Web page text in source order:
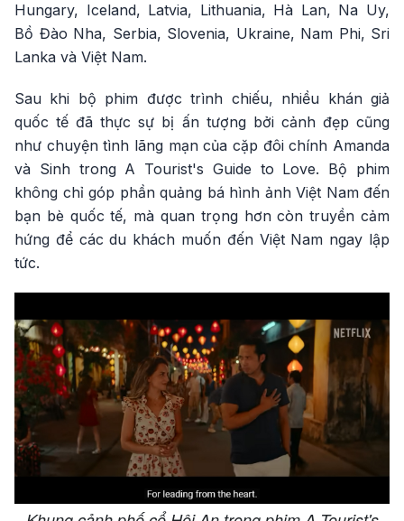
Hungary, Iceland, Latvia, Lithuania, Hà Lan, Na Uy,
Bồ Đào Nha, Serbia, Slovenia, Ukraine, Nam Phi, Sri
Lanka và Việt Nam.
Sau khi bộ phim được trình chiếu, nhiều khán giả
quốc tế đã thực sự bị ấn tượng bởi cảnh đẹp cũng
như chuyện tình lãng mạn của cặp đôi chính Amanda
và Sinh trong A Tourist's Guide to Love. Bộ phim
không chỉ góp phần quảng bá hình ảnh Việt Nam đến
bạn bè quốc tế, mà quan trọng hơn còn truyền cảm
hứng để các du khách muốn đến Việt Nam ngay lập
tức.